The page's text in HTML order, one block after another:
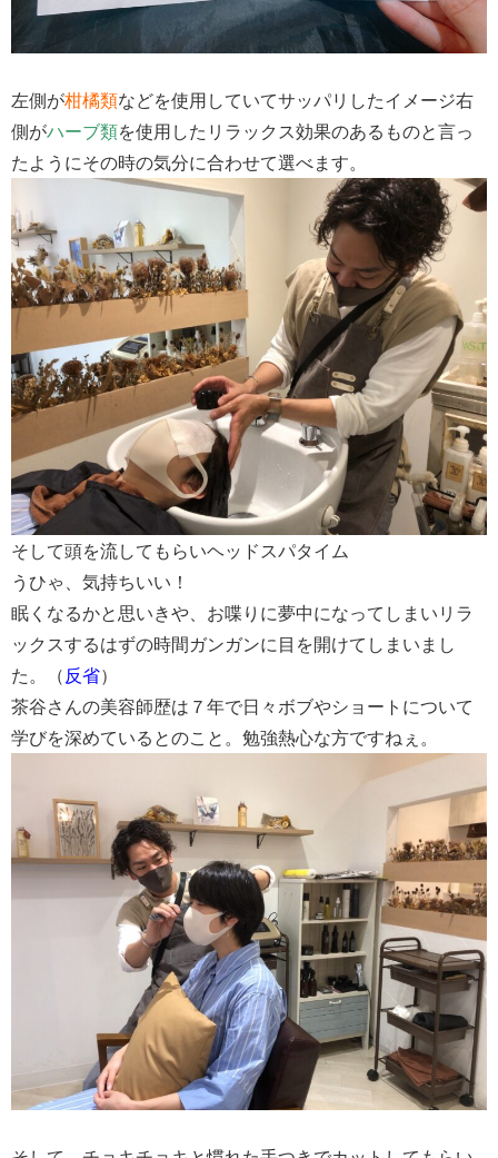
左側が柑橘類などを使用していてサッパリしたイメージ右
側がハーブ類を使用したリラックス効果のあるものと言っ
たようにその時の気分に合わせて選べます。
そして頭を流してもらいヘッドスパタイム
うひゃ、気持ちいい！
眠くなるかと思いきや、お喋りに夢中になってしまいリラ
ックスするはずの時間ガンガンに目を開けてしまいまし
た。（ 反省）
茶谷さんの美容師歴は７年で日々ボブやショートについて
学びを深めているとのこと。勉強熱心な方ですねぇ。